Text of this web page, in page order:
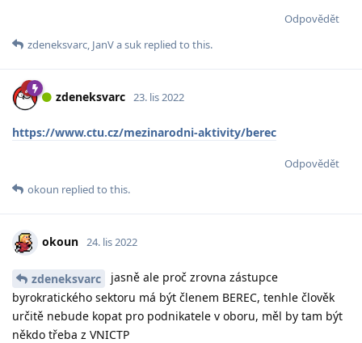
Odpovědět
zdeneksvarc, JanVasuk replied to this.
zdeneksvarc 23. lis 2022
https://www.ctu.cz/mezinarodni-aktivity/berec
Odpovědět
okoun replied to this.
okoun 24. lis 2022
zdeneksvarc
jasně ale proč zrovna zástupce
byrokratického sektoru má být členem BEREC, tenhle člověk
určitě nebude kopat pro podnikatele v oboru, měl by tam být
někdo třeba z VNICTP